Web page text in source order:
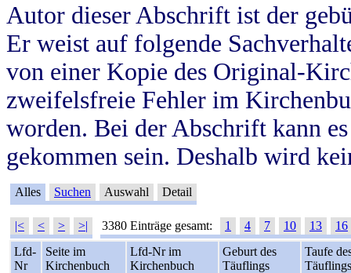
Autor dieser Abschrift ist der
Er weist auf folgende
von einer Kopie des Original-
zweifelsfreie Fehler im
worden. Bei der Abschrift kann
gekommen sein. Deshalb wird
Alles Suchen Auswahl Detail
|< < > >| 3380 Einträge gesamt: 1 4 7 10 13
16
Lfd-
Nr
Seite im
Kirchenbuch
Lfd-Nr im
Kirchenbuch
Geburt des
Täuflings
Taufe
Täuflings